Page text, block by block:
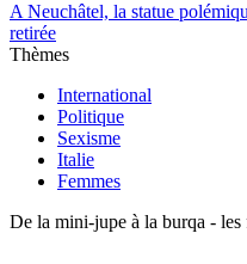
A Neuchâtel, la statue
retirée
Thèmes
International
Politique
Sexisme
Italie
Femmes
De la mini-jupe à la burqa - les